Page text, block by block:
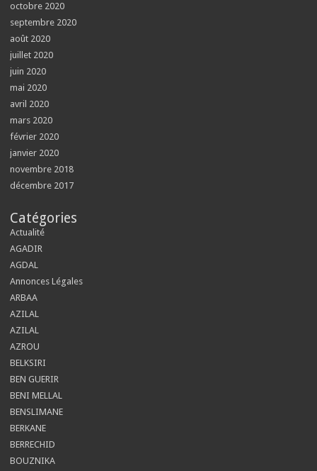
octobre 2020
septembre 2020
août 2020
juillet 2020
juin 2020
mai 2020
avril 2020
mars 2020
février 2020
janvier 2020
novembre 2018
décembre 2017
Catégories
Actualité
AGADIR
AGDAL
Annonces Légales
ARBAA
AZILAL
AZILAL
AZROU
BELKSIRI
BEN GUERIR
BENI MELLAL
BENSLIMANE
BERKANE
BERRECHID
BOUZNIKA